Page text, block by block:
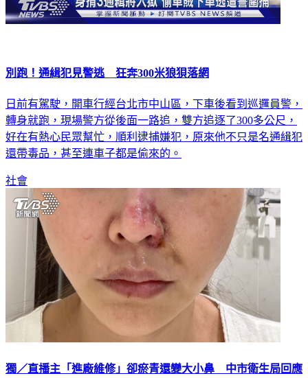
別跑！通緝犯見警逃 狂奔300米狼狽落網
日前有駕駛，開車行經台北市中山區，下車後看到巡邏員警，
轉身就跑，現場警方從後面一路追，雙方追逐了300多公尺，
好在有熱心民眾幫忙，順利逮捕嫌犯，原來他不只是名通緝犯
還帶毒品，甚至連車子都是偷來的。
社會
獨／直播主「進廠維修」卻瘀青還變大小鼻 中市衛生局回應